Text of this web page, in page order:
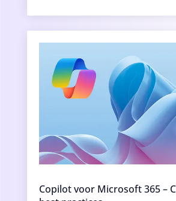
Copilot voor Microsoft 365 –